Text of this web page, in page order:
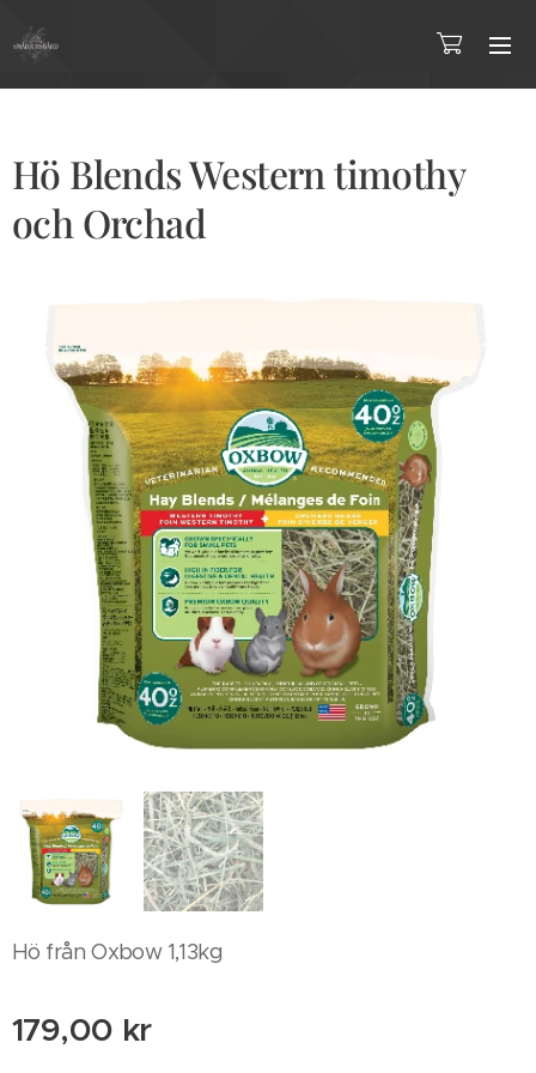
Hö Blends Western timothy
och Orchad
Hö från Oxbow 1,13kg
179,00 kr